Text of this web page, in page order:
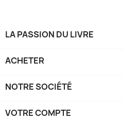
LA PASSION DU LIVRE
ACHETER
NOTRE SOCIÉTÉ
VOTRE COMPTE